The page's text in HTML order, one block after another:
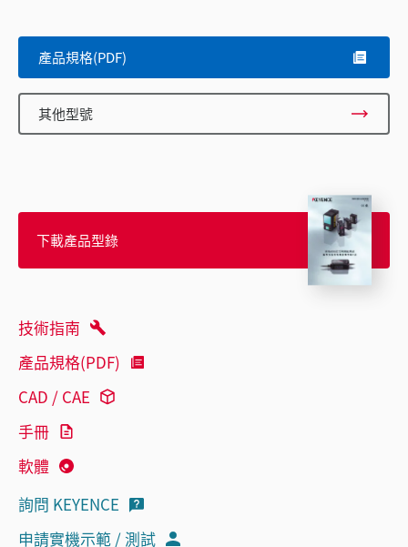
產品規格(PDF)
其他型號
下載產品型錄
技術指南
產品規格(PDF)
CAD / CAE
手冊
軟體
詢問 KEYENCE
申請實機示範 / 測試